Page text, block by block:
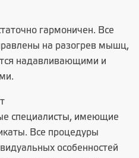
гармоничен. Все
на разогрев мышц,
надавливающими и
специалисты, имеющие
Все процедуры
особенностей